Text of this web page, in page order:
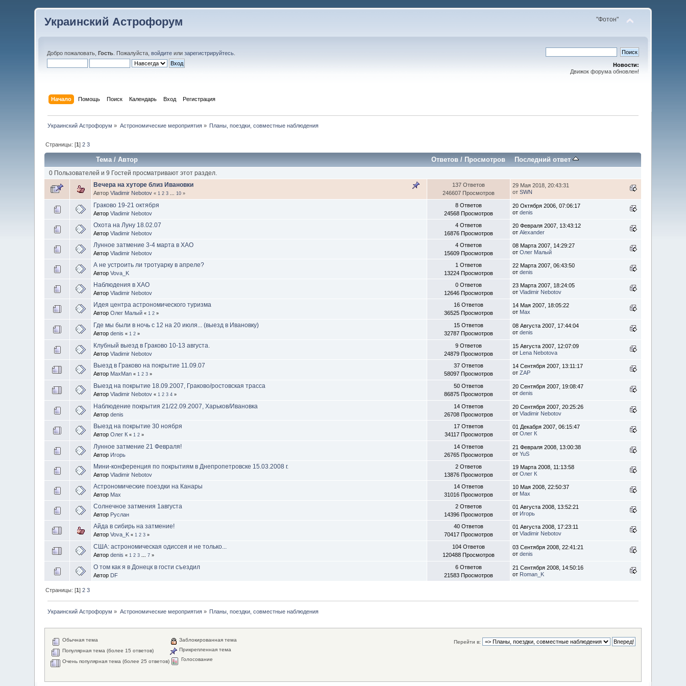
Украинский Астрофорум "Фотон"
Добро пожаловать,Гость . Пожалуйста,войдите илизарегистрируйтесь
Новости:
Движок форума обновлен!
Начало Помощь Поиск Календарь Вход Регистрация
Украинский Астрофорум » Астрономические мероприятия» Планы, поездки, совместные наблюдения
Страницы: [1]2 3
Тема/Автор Ответов /Просмотров Последний ответ
0 Пользователей и 9 Гостей просматривают этот раздел.
Вечера на хуторе близ Ивановки
АвторVladimir Nebotov « 1 2 3 10 »
137 Ответов
246607 Просмотров
29 Мая 2018, 20:43:31
отSWN
Граково 19-21 октября
АвторVladimir Nebotov
8 Ответов
24568 Просмотров
20 Октября 2006, 07:06:17
отdenis
Охота на Луну 18.02.07
АвторVladimir Nebotov
4 Ответов
16876 Просмотров
20 Февраля 2007, 13:43:12
отAlexander
Лунное затмение 3-4 марта в ХАО
АвторVladimir Nebotov
4 Ответов
15609 Просмотров
08 Марта 2007, 14:29:27
отОлег Малый
А не устроить ли тротуарку в апреле?
АвторVova_K
1 Ответов
13224 Просмотров
22 Марта 2007, 06:43:50
отdenis
Наблюдения в ХАО
АвторVladimir Nebotov
0 Ответов
12646 Просмотров
23 Марта 2007, 18:24:05
отVladimir Nebotov
Идея центра астрономического туризма
АвторОлег Малый « 1 2 »
16 Ответов
36525 Просмотров
14 Мая 2007, 18:05:22
от Max
Где мы были в ночь с 12 на 20 июля... (выезд в Ивановку)
Авторdenis « 1 2 »
15 Ответов
32787 Просмотров
08 Августа 2007, 17:44:04
отdenis
Клубный выезд в Граково 10-13 августа.
АвторVladimir Nebotov
9 Ответов
24879 Просмотров
15 Августа 2007, 12:07:09
от Lena Nebotova
Выезд в Граково на покрытие 11.09.07
Автор MaxMan « 1 2 3 »
37 Ответов
58097 Просмотров
14 Сентября 2007, 13:11:17
отZAP
Выезд на покрытие 18.09.2007, Граково/ростовская трасса
АвторVladimir Nebotov « 1 2 3 4 »
50 Ответов
86875 Просмотров
20 Сентября 2007, 19:08:47
отdenis
Наблюдение покрытия 21/22.09.2007, Харьков/Ивановка
Авторdenis
14 Ответов
26708 Просмотров
20 Сентября 2007, 20:25:26
отVladimir Nebotov
Выезд на покрытие 30 ноября
АвторОлег К « 1 2 »
17 Ответов
34117 Просмотров
01 Декабря 2007, 06:15:47
отОлег К
Лунное затмение 21 Февраля!
Автор Игорь
14 Ответов
26765 Просмотров
21 Февраля 2008, 13:00:38
отYuS
Мини-конференция по покрытиям в Днепропетровске 15.03.2008 г.
АвторVladimir Nebotov
2 Ответов
13876 Просмотров
19 Марта 2008, 11:13:58
отОлег К
Астрономические поездки на Канары
Автор Max
14 Ответов
31016 Просмотров
10 Мая 2008, 22:50:37
от Max
Солнечное затмения 1августа
Автор Руслан
2 Ответов
14396 Просмотров
01 Августа 2008, 13:52:21
от Игорь
Айда в сибирь на затмение!
АвторVova_K « 1 2 3 »
40 Ответов
70417 Просмотров
01 Августа 2008, 17:23:11
отVladimir Nebotov
США: астрономическая одиссея и не только...
Авторdenis « 1 2 3 ...7 »
104 Ответов
120488 Просмотров
03 Сентября 2008, 22:41:21
отdenis
О том как я в Донецк в гости съездил
Автор DF
6 Ответов
21583 Просмотров
21 Сентября 2008, 14:50:16
от Roman_K
Страницы: [1]2 3
Украинский Астрофорум » Астрономические мероприятия» Планы, поездки, совместные наблюдения
Перейти в:
Обычная тема
Популярная тема (более 15 ответов)
Очень популярная тема (более 25 ответов)
Заблокированная тема
Прикрепленная тема
Голосование